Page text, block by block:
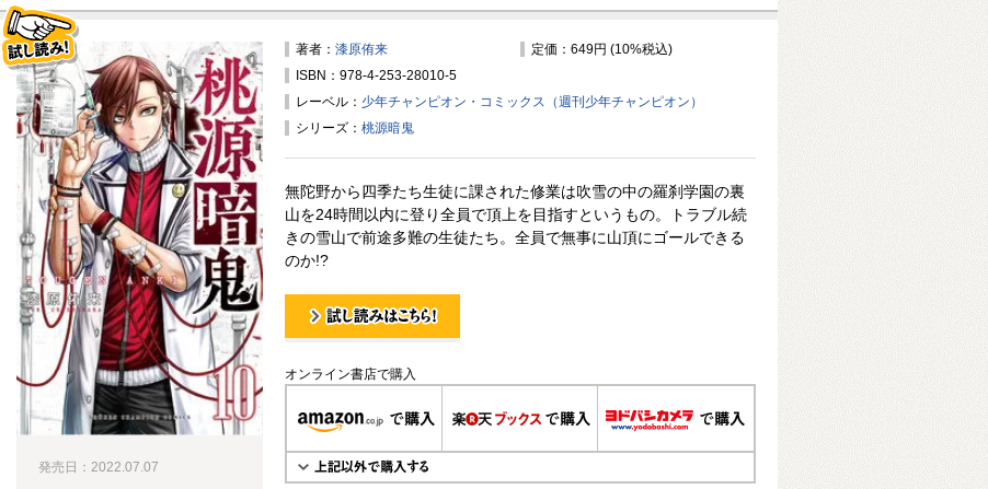
著者： 漆原侑来
定価：649円 (10%税込)
ISBN：978-4-253-28010-5
レーベル： 少年チャンピオン・コミックス（週刊少年チャンピオン）
シリーズ： 桃源暗鬼
無陀野から四季たち生徒に課された修業は吹雪の中の羅刹学園の裏
山を24時間以内に登り全員で頂上を目指すというもの。トラブル続
きの雪山で前途多難の生徒たち。全員で無事に山頂にゴールできる
のか!?
試し読み！
オンライン書店で購入
発売日：2022.07.07